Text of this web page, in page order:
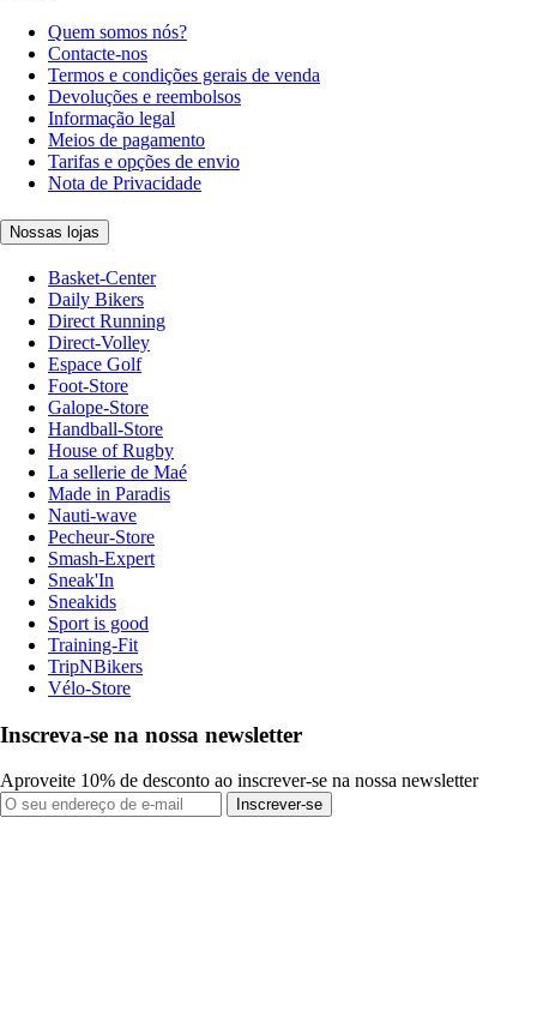
Quem somos nós?
Contacte-nos
Termos e condições gerais de venda
Devoluções e reembolsos
Informação legal
Meios de pagamento
Tarifas e opções de envio
Nota de Privacidade
Nossas lojas
Basket-Center
Daily Bikers
Direct Running
Direct-Volley
Espace Golf
Foot-Store
Galope-Store
Handball-Store
House of Rugby
La sellerie de Maé
Made in Paradis
Nauti-wave
Pecheur-Store
Smash-Expert
Sneak'In
Sneakids
Sport is good
Training-Fit
TripNBikers
Vélo-Store
Inscreva-se na nossa newsletter
Aproveite 10% de desconto ao inscrever-se na nossa newsletter
Inscrever-se